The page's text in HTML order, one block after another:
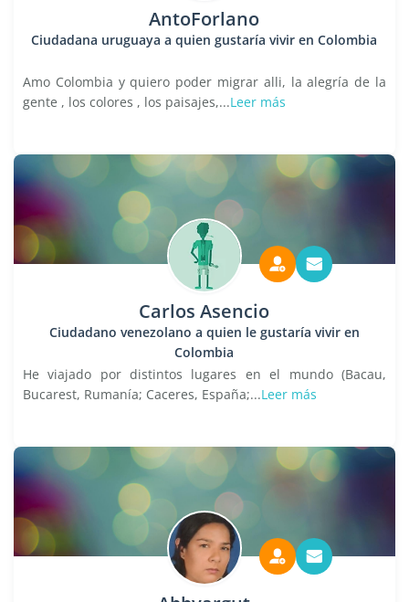
AntoForlano
Ciudadana uruguaya a quien gustaría vivir en Colombia
Amo Colombia y quiero poder migrar alli, la alegría de la
gente , los colores , los paisajes,...Leer más
Carlos Asencio
Ciudadano venezolano a quien le gustaría vivir en
Colombia
He viajado por distintos lugares en el mundo (Bacau,
Bucarest, Rumanía; Caceres, España;...Leer más